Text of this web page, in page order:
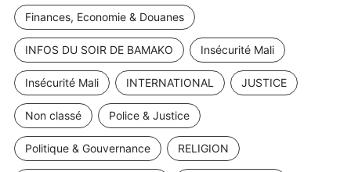
Finances, Economie & Douanes
INFOS DU SOIR DE BAMAKO Insécurité Mali
Insécurité Mali INTERNATIONAL JUSTICE
Non classé Police & Justice
Politique & Gouvernance RELIGION